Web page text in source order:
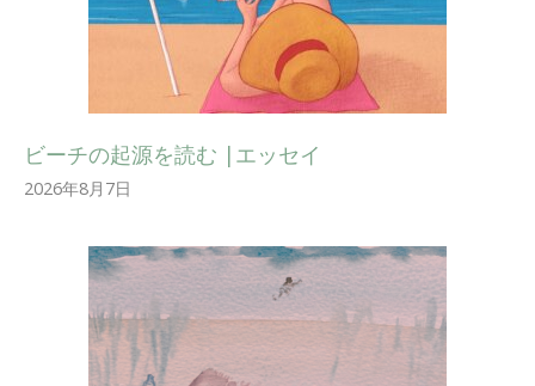
ビーチの起源を読む |エッセイ
2026年8月7日